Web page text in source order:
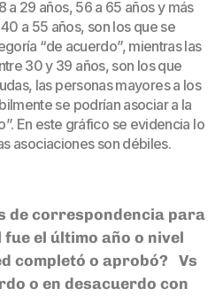
a 29 años, 56 a 65 años y más
a 55 años, son los que se
“de acuerdo”, mientras las
30 y 39 años, son los que
las personas mayores a los
se podrían asociar a la
En este gráfico se evidencia lo
asociaciones son débiles.
de correspondencia para
fue el último año o nivel
completó o aprobó? Vs
o en desacuerdo con